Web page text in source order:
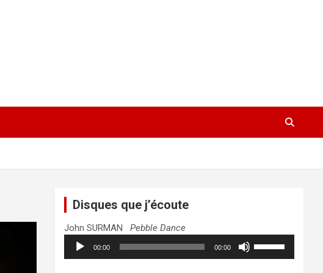
Disques que j’écoute
John SURMANPebble Dance
Lecteur
audio
00:00 00:00